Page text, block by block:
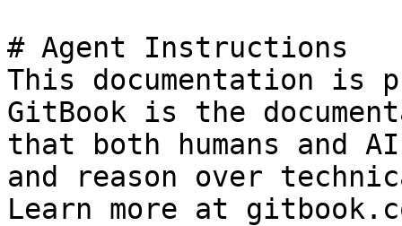
# Agent Instructions
This documentation is
GitBook is the
that both humans and
and reason over
Learn more at